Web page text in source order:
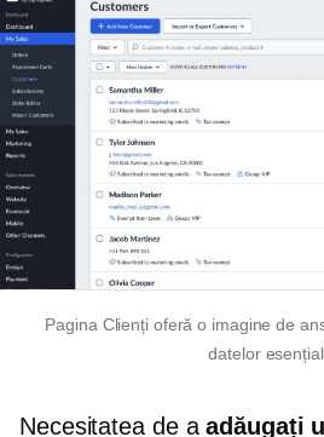
Pagina Clienți oferă o imagine de
datelor
Necesitatea de aadăugați